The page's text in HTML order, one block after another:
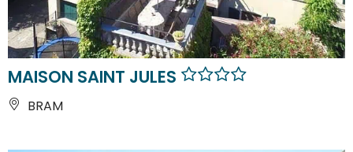
MAISON SAINT JULES
BRAM